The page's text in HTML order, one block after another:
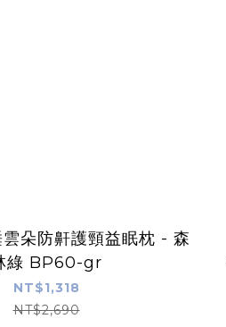
朵防鼾護頸益眠枕 - 森
綠 BP60-gr
NT$1,318
NT$2,690